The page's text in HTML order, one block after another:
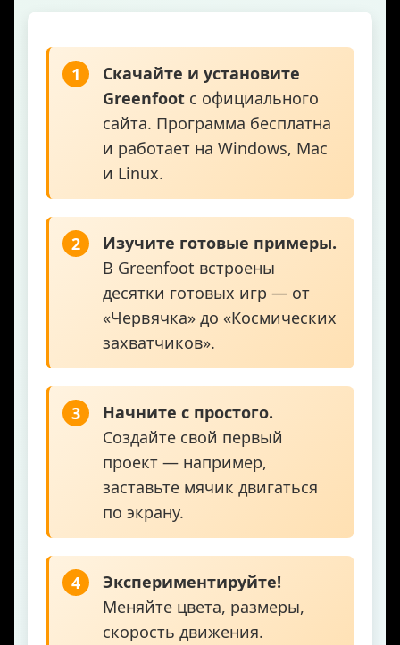
1
Скачайте и установите
Greenfoot с официального
сайта. Программа бесплатна
и работает на Windows, Mac
и Linux.
2
Изучите готовые примеры.
В Greenfoot встроены
десятки готовых игр — от
«Червячка» до «Космических
захватчиков».
3
Начните с простого.
Создайте свой первый
проект — например,
заставьте мячик двигаться
по экрану.
4
Экспериментируйте!
Меняйте цвета, размеры,
скорость движения.